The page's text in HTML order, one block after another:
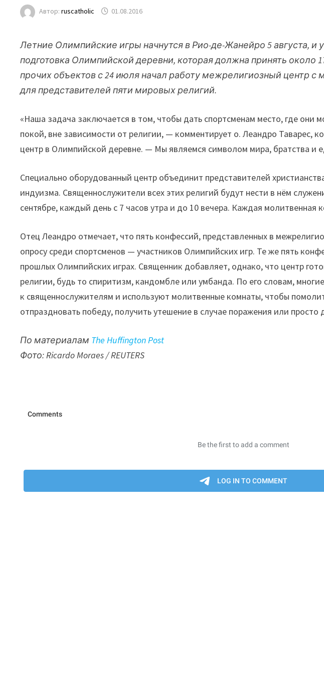
Автор:ruscatholic 01.08.2016
Летние Олимпийские игры начнутся в Рио-де-Жанейро 5 августа,
подготовка Олимпийской деревни, которая должна принять около
прочих объектов с 24 июля начал работу межрелигиозный центр
для представителей пяти мировых религий.
«Наша задача заключается в том, чтобы дать спортсменам место, где они
покой, вне зависимости от религии, — комментирует о. Леандро Таварес,
центр в Олимпийской деревне. — Мы являемся символом мира, братства и
Специально оборудованный центр объединит представителей
индуизма. Священнослужители всех этих религий будут нести в нём
сентябре, каждый день с 7 часов утра и до 10 вечера. Каждая молитвенная
Отец Леандро отмечает, что пять конфессий, представленных в
опросу среди спортсменов — участников Олимпийских игр. Те же пять
прошлых Олимпийских играх. Священник добавляет, однако, что центр
религии, будь то спиритизм, кандомбле или умбанда. По его словам,
к священнослужителям и используют молитвенные комнаты, чтобы
отпраздновать победу, получить утешение в случае поражения или
По материалам The Huffington Post
Фото: Ricardo Moraes / REUTERS